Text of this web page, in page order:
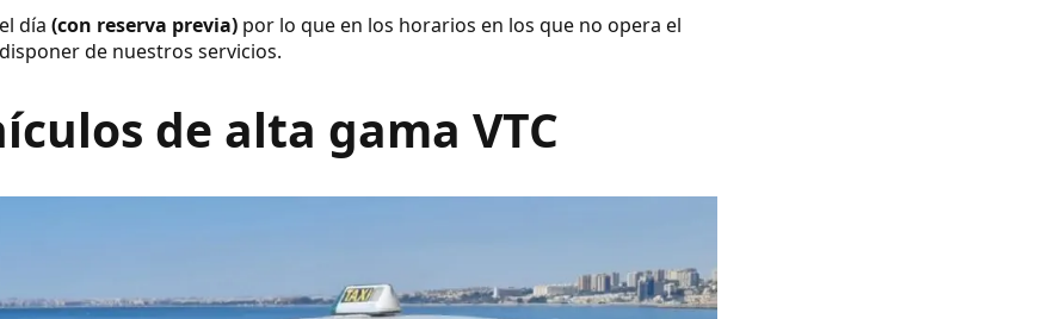
día (con reserva previa) por lo que en los horarios en los que no opera el
de nuestros servicios.
de alta gama VTC